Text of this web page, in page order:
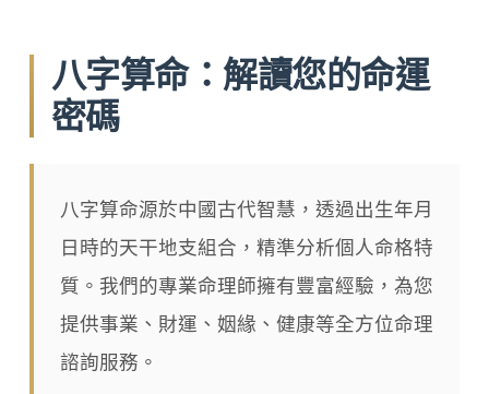
八字算命：解讀您的命運
密碼
八字算命源於中國古代智慧，透過出生年月
日時的天干地支組合，精準分析個人命格特
質。我們的專業命理師擁有豐富經驗，為您
提供事業、財運、姻緣、健康等全方位命理
諮詢服務。